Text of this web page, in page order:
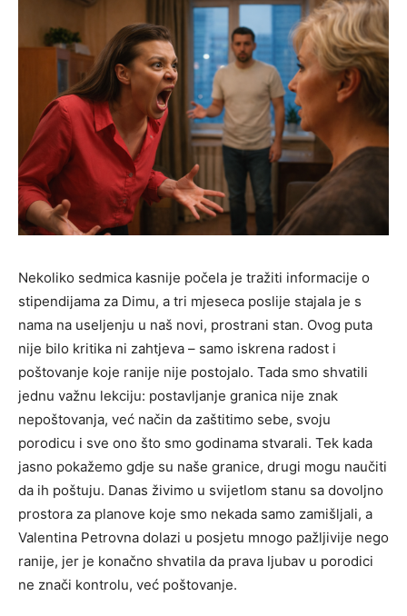
Nekoliko sedmica kasnije počela je tražiti informacije o
stipendijama za Dimu, a tri mjeseca poslije stajala je s
nama na useljenju u naš novi, prostrani stan. Ovog puta
nije bilo kritika ni zahtjeva – samo iskrena radost i
poštovanje koje ranije nije postojalo. Tada smo shvatili
jednu važnu lekciju: postavljanje granica nije znak
nepoštovanja, već način da zaštitimo sebe, svoju
porodicu i sve ono što smo godinama stvarali. Tek kada
jasno pokažemo gdje su naše granice, drugi mogu naučiti
da ih poštuju. Danas živimo u svijetlom stanu sa dovoljno
prostora za planove koje smo nekada samo zamišljali, a
Valentina Petrovna dolazi u posjetu mnogo pažljivije nego
ranije, jer je konačno shvatila da prava ljubav u porodici
ne znači kontrolu, već poštovanje.